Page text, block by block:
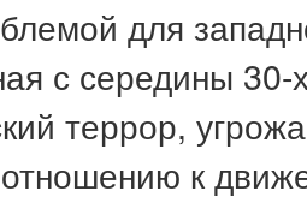
для
с середины 30-
террор,
к